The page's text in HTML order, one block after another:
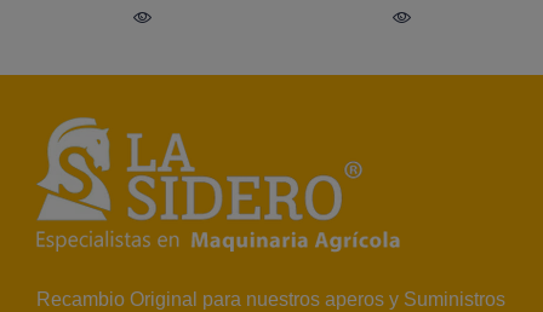
Recambio Original para nuestros aperos y Suministros